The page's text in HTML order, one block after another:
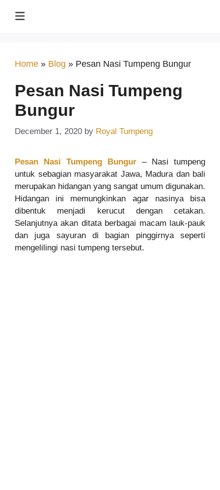
Home » Blog » Pesan Nasi Tumpeng Bungur
Pesan Nasi Tumpeng
Bungur
December 1, 2020 by Royal Tumpeng
Pesan Nasi Tumpeng Bungur – Nasi tumpeng
untuk sebagian masyarakat Jawa, Madura dan bali
merupakan hidangan yang sangat umum digunakan.
Hidangan ini memungkinkan agar nasinya bisa
dibentuk menjadi kerucut dengan cetakan.
Selanjutnya akan ditata berbagai macam lauk-pauk
dan juga sayuran di bagian pinggirnya seperti
mengelilingi nasi tumpeng tersebut.